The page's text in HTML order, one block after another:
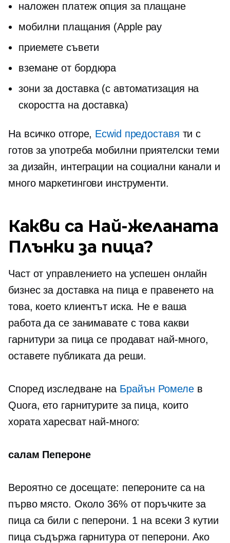
наложен платежопция за плащане
мобилни плащания (Apple pay
приемете съвети
вземане от бордюра
зони за доставка (с автоматизация на
скоростта на доставка)
На всичко отгоре, Ecwid предоставя ти с
готов за употреба мобилни приятелски теми
за дизайн, интеграции на социални канали и
много маркетингови инструменти.
Какви са Най-желаната
Плънки за пица?
Част от управлението на успешен онлайн
бизнес за доставка на пица е правенето на
това, което клиентът иска. Не е ваша
работа да се занимавате с това какви
гарнитури за пица се продават най-много,
оставете публиката да реши.
Според изследване на Брайън Ромелев
Quora, ето гарнитурите за пица, които
хората харесват най-много:
салам Пепероне
Вероятно се досещате: пепероните са на
първо място. Около 36% от поръчките за
пица са били с пеперони. 1 на всеки 3 кутии
пица съдържа гарнитура от пеперони. Ако